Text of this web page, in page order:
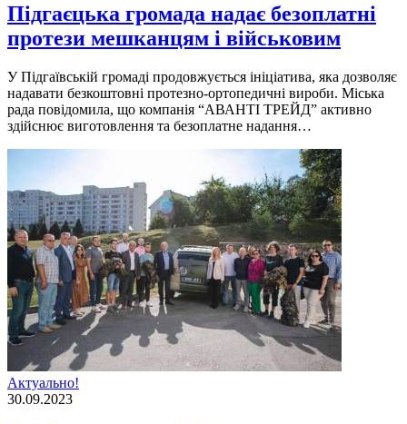
Підгаєцька громада надає безоплатні
протези мешканцям і військовим
У Підгаївській громаді продовжується ініціатива, яка дозволяє
надавати безкоштовні протезно-ортопедичні вироби. Міська
рада повідомила, що компанія “АВАНТІ ТРЕЙД” активно
здійснює виготовлення та безоплатне надання…
Актуально!
30.09.2023